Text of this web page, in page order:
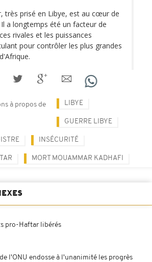
très prisé en Libye, est au cœur de
a longtemps été un facteur de
rivales et les puissances
pour contrôler les plus grandes
à propos de LIBYE
GUERRE LIBYE
INSÉCURITÉ
MORT MOUAMMAR KADHAFI
pro-Haftar libérés
l'ONU endosse à l'unanimité les progrès